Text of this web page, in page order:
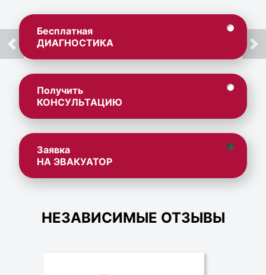
Бесплатная
ДИАГНОСТИКА
Получить
КОНСУЛЬТАЦИЮ
Заявка
НА ЭВАКУАТОР
НЕЗАВИСИМЫЕ ОТЗЫВЫ